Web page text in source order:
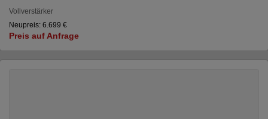
Vollverstärker
Neupreis: 6.699 €
Preis auf Anfrage